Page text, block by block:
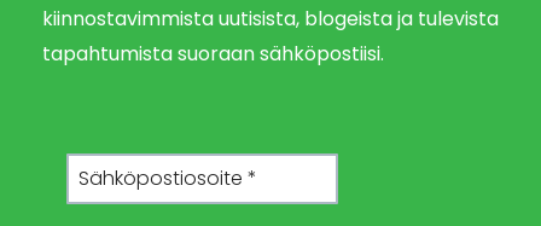
kiinnostavimmista uutisista, blogeista ja tulevista
tapahtumista suoraan sähköpostiisi.